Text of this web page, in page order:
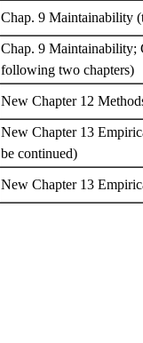
Chap. 9 Maintainability
Chap. 9 Maintainability;
following two chapters)
New Chapter 12
New Chapter 13
be continued)
New Chapter 13